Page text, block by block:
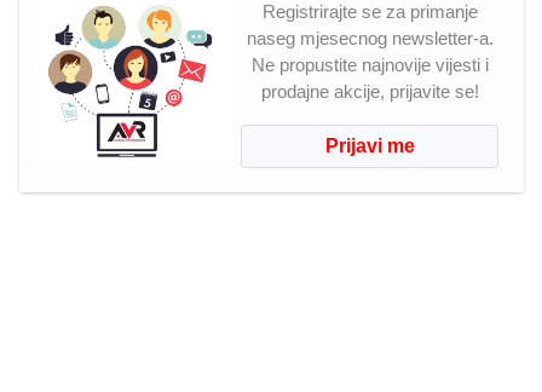
Registrirajte se za primanje
naseg mjesecnog newsletter-a.
Ne propustite najnovije vijesti i
prodajne akcije, prijavite se!
Prijavi me